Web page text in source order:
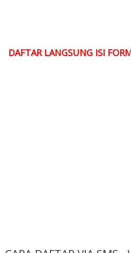
DAFTAR LANGSUNG ISI